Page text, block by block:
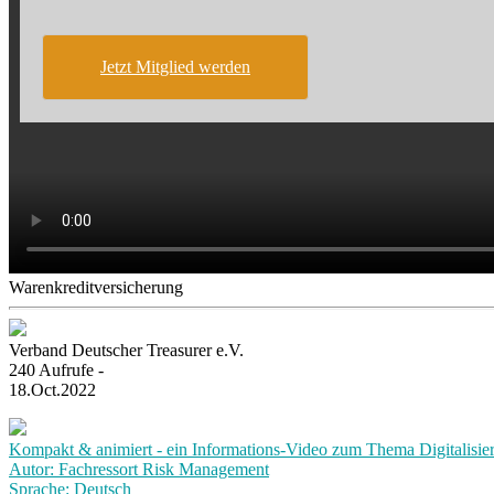
Jetzt Mitglied werden
Warenkreditversicherung
Verband Deutscher Treasurer e.V.
240 Aufrufe -
18.Oct.2022
Kompakt & animiert - ein Informations-Video zum Thema
Autor: Fachressort Risk Management
Sprache: Deutsch